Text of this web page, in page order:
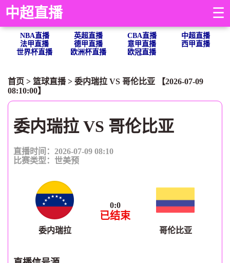
中超直播 ☰
NBA直播 英超直播 CBA直播
中超直播
法甲直播
德甲直播 意甲直播
西甲直播
世界杯直播
欧洲杯直播 欧冠直播
首页 > 篮球直播> 委内瑞拉 VS 哥伦比亚 【2026-07-09
08:10:00】
委内瑞拉 VS 哥伦比亚
直播时间：2026-07-09 08:10
比赛类型： 世美预
委内瑞拉
0:0
已结束
哥伦比亚